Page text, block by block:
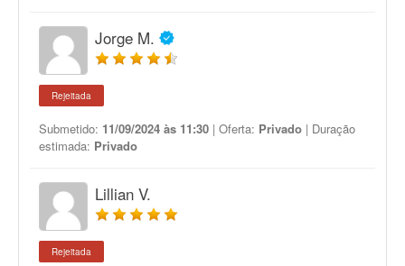
Jorge M.
Rejeitada
Submetido: 11/09/2024 às 11:30 | Oferta: Privado | Duração
estimada: Privado
Lillian V.
Rejeitada